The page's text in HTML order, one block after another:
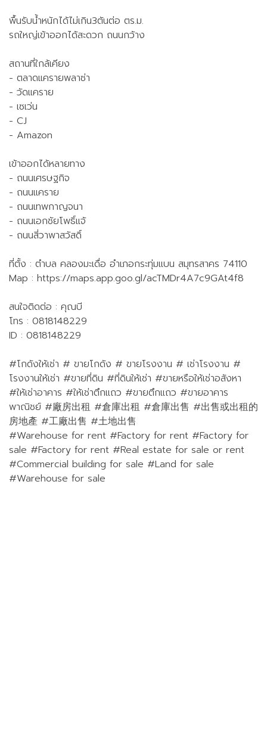
พื้นรับน้ำหนักได้ไม่เกิน3ตันต่อ ตร.ม.
รถใหญ่เข้าออกได้สะดวก ถนนกว้าง
สถานที่ใกล้เคียง
- ตลาดแครายพลาซ่า
- วัดแคราย
- เซเว่น
- CJ
- Amazon
เข้าออกได้หลายทาง
- ถนนเศรษฐกิจ
- ถนนแคราย
- ถนนเทพกาญจนา
- ถนนเอกชัยโพธิ์แจ้
- ถนนสี่วาพาสวัสดิ์
ที่ตั้ง : ตำบล คลองมะเดื่อ อำเภอกระทุ่มแบน สมุทรสาคร 74110
Map : https://maps.app.goo.gl/acTMDr4A7c9GAt4f8
สนใจติดต่อ : คุณบี
โทร : 0818148229
ID : 0818148229
#โกดังให้เช่า # ขายโกดัง # ขายโรงงาน # เช่าโรงงาน #
โรงงานให้เช่า #ขายที่ดิน #ที่ดินให้เช่า #ขายหรือให้เช่าอสังหา
#ให้เช่าอาคาร #ให้เช่าตึกแถว #ขายตึกแถว #ขายอาคาร
พาณิชย์ #廠房出租 #倉庫出租 #倉庫出售 #出售或出租的
房地產 #工廠出售 #土地出售
#Warehouse for rent #Factory for rent #Factory for
sale #Factory for rent #Real estate for sale or rent
#Commercial building for sale #Land for sale
#Warehouse for sale